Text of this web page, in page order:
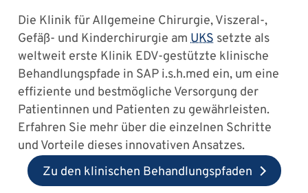
Die Klinik für Allgemeine Chirurgie, Viszeral-,
Gefäß- und Kinderchirurgie am UKS setzte als
weltweit erste Klinik EDV-gestützte klinische
Behandlungspfade in SAP i.s.h.med ein, um eine
effiziente und bestmögliche Versorgung der
Patientinnen und Patienten zu gewährleisten.
Erfahren Sie mehr über die einzelnen Schritte
und Vorteile dieses innovativen Ansatzes.
Zu den klinischen Behandlungspfaden